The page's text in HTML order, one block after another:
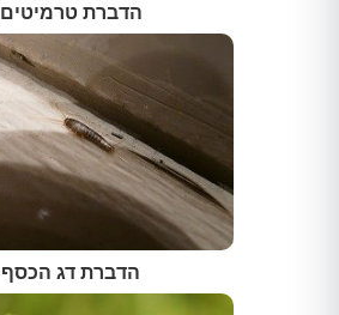
הדברת טרמיטים
הדברת דג הכסף